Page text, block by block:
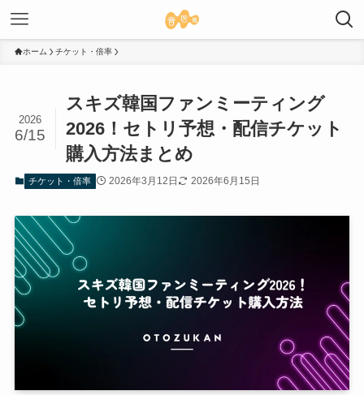
ホーム チケット・倍率
スキズ韓国ファンミーティング
2026！セトリ予想・配信チケット
購入方法まとめ
2026
6/15
チケット・倍率 2026年3月12日 2026年6月15日